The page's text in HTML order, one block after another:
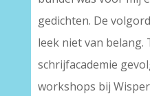
gedichten. De
leek niet van belang.
schrijfacademie
workshops bij